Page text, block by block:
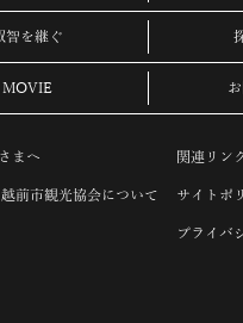
智を継ぐ
MOVIE
まへ
前市観光協会について
関連リン
サイトポ
プライバ